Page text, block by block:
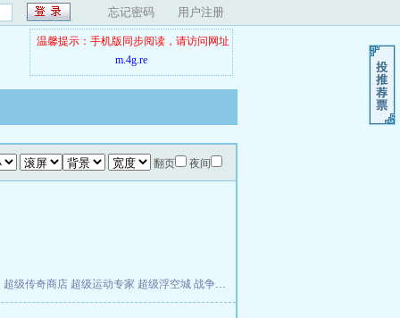
忘记密码 用户注册
温馨提示：手机版同步阅读，请访问网址
m.4g.re
翻页 夜间
超级传奇商店 超级运动专家 超级浮空城 战争天堂